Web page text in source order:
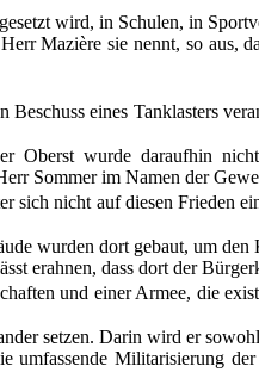
wird, in Schulen, in
Mazière sie nennt, so aus,
eines Tanklasters
Oberst wurde daraufhin
Sommer im Namen der
sich nicht auf diesen Frieden
wurden dort gebaut, um
erahnen, dass dort der
und einer Armee, die
setzen. Darin wird er
umfassende Militarisierung